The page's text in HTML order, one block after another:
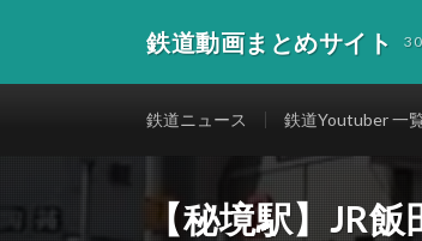
鉄道動画まとめサイト
鉄道ニュース 鉄道Youtuber 一
【秘境駅】JR